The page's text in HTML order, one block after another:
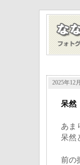
2025年12
呆然
あま
呆然
前の